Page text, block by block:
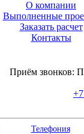
О компании
Выполненные
Заказать расчет
Контакты
Приём звонков:
Телефония